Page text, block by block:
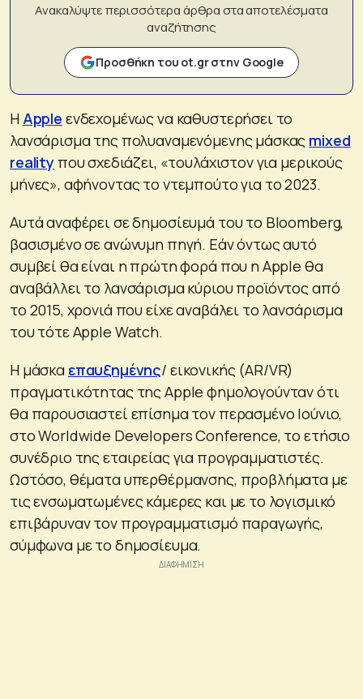
Ανακαλύψτε περισσότερα άρθρα στα αποτελέσματα
αναζήτησης
Προσθήκη του ot.gr στην Google
Η Apple ενδεχομένως να καθυστερήσει το
λανσάρισμα της πολυαναμενόμενης μάσκας mixed
reality που σχεδιάζει, «τουλάχιστον για μερικούς
μήνες», αφήνοντας το ντεμπούτο για το 2023.
Αυτά αναφέρει σε δημοσίευμά του το Bloomberg,
βασισμένο σε ανώνυμη πηγή. Εάν όντως αυτό
συμβεί θα είναι η πρώτη φορά που η Apple θα
αναβάλλει το λανσάρισμα κύριου προϊόντος από
το 2015, χρονιά που είχε αναβάλει το λανσάρισμα
του τότε Apple Watch.
Η μάσκα επαυξημένης/ εικονικής (AR/VR)
πραγματικότητας της Apple φημολογούνταν ότι
θα παρουσιαστεί επίσημα τον περασμένο Ιούνιο,
στο Worldwide Developers Conference, το ετήσιο
συνέδριο της εταιρείας για προγραμματιστές.
Ωστόσο, θέματα υπερθέρμανσης, προβλήματα με
τις ενσωματωμένες κάμερες και με το λογισμικό
επιβάρυναν τον προγραμματισμό παραγωγής,
σύμφωνα με το δημοσίευμα.